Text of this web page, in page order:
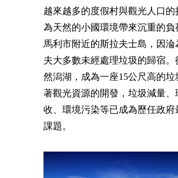
越來越多的度假村與觀光人口的
為天然的小國環境帶來沉重的負
馬利市附近的斯拉夫士島，因淪
夫大多數未經處理垃圾的歸宿。
然潟湖，成為一座15公尺高的垃
著觀光資源的開發，垃圾減量、
收、環境污染等已成為歷任政府
課題。